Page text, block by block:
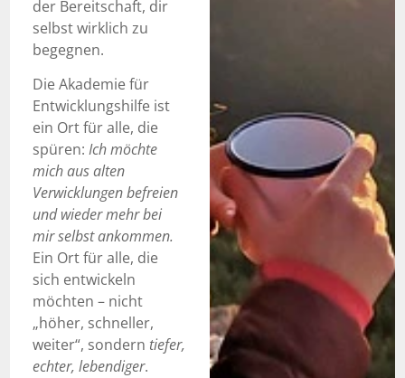
der Bereitschaft, dir
selbst wirklich zu
begegnen.
Die Akademie für
Entwicklungshilfe ist
ein Ort für alle, die
spüren:Ich möchte
mich aus alten
Verwicklungen befreien
und wieder mehr bei
mir selbst ankommen.
Ein Ort für alle, die
sich entwickeln
möchten – nicht
„höher, schneller,
weiter“, sondern tiefer,
echter, lebendiger.